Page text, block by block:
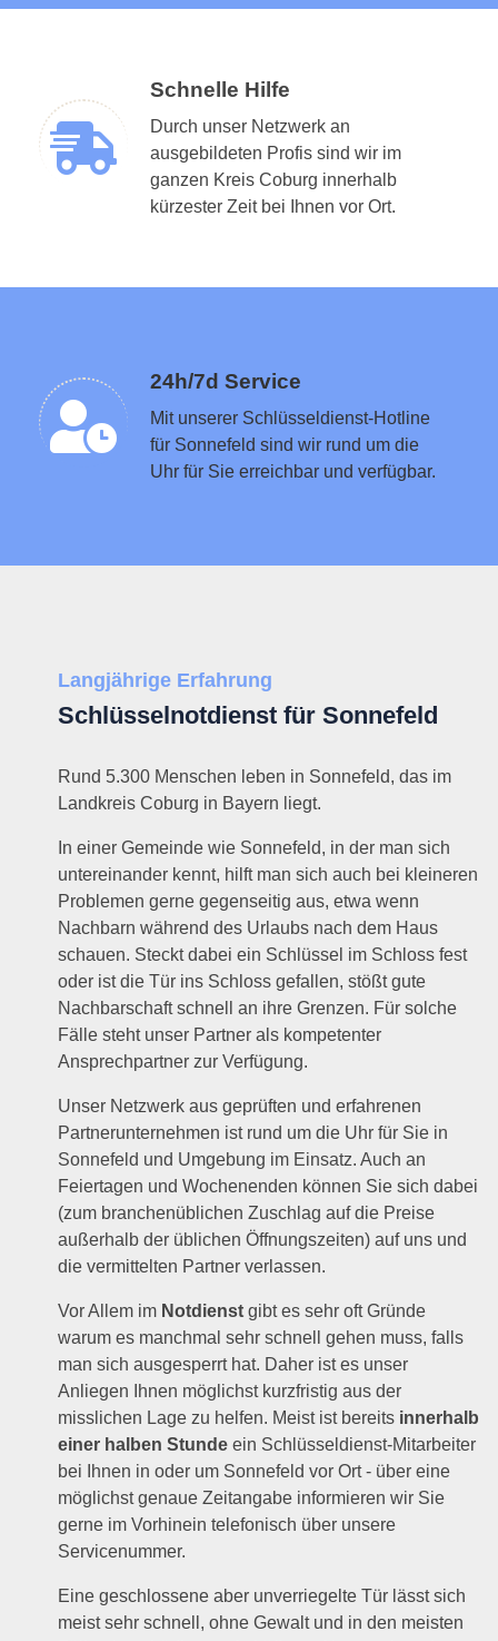
Schnelle Hilfe
Durch unser Netzwerk an
ausgebildeten Profis sind wir im
ganzen Kreis Coburg innerhalb
kürzester Zeit bei Ihnen vor Ort.
24h/7d Service
Mit unserer Schlüsseldienst-Hotline
für Sonnefeld sind wir rund um die
Uhr für Sie erreichbar und verfügbar.
Schlüsseldienst in der Nähe vermitteln
Langjährige Erfahrung
Schlüsselnotdienst für Sonnefeld
Rund 5.300 Menschen leben in Sonnefeld, das im
Landkreis Coburg in Bayern liegt.
In einer Gemeinde wie Sonnefeld, in der man sich
untereinander kennt, hilft man sich auch bei kleineren
Problemen gerne gegenseitig aus, etwa wenn
Nachbarn während des Urlaubs nach dem Haus
schauen. Steckt dabei ein Schlüssel im Schloss fest
oder ist die Tür ins Schloss gefallen, stößt gute
Nachbarschaft schnell an ihre Grenzen. Für solche
Fälle steht unser Partner als kompetenter
Ansprechpartner zur Verfügung.
Unser Netzwerk aus geprüften und erfahrenen
Partnerunternehmen ist rund um die Uhr für Sie in
Sonnefeld und Umgebung im Einsatz. Auch an
Feiertagen und Wochenenden können Sie sich dabei
(zum branchenüblichen Zuschlag auf die Preise
außerhalb der üblichen Öffnungszeiten) auf uns und
die vermittelten Partner verlassen.
Vor Allem im Notdienst gibt es sehr oft Gründe
warum es manchmal sehr schnell gehen muss, falls
man sich ausgesperrt hat. Daher ist es unser
Anliegen Ihnen möglichst kurzfristig aus der
misslichen Lage zu helfen. Meist ist bereits innerhalb
einer halben Stunde ein Schlüsseldienst-Mitarbeiter
bei Ihnen in oder um Sonnefeld vor Ort - über eine
möglichst genaue Zeitangabe informieren wir Sie
gerne im Vorhinein telefonisch über unsere
Servicenummer.
Eine geschlossene aber unverriegelte Tür lässt sich
meist sehr schnell, ohne Gewalt und in den meisten